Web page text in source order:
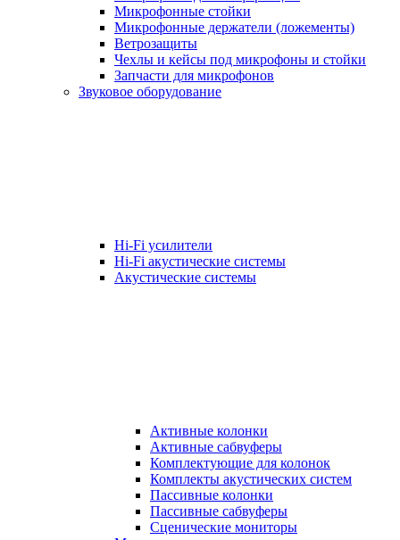
Микрофонные стойки
Микрофонные держатели (ложементы)
Ветрозащиты
Чехлы и кейсы под микрофоны и стойки
Запчасти для микрофонов
Звуковое оборудование
Hi-Fi усилители
Hi-Fi акустические системы
Акустические системы
Активные колонки
Активные сабвуферы
Комплектующие для колонок
Комплекты акустических систем
Пассивные колонки
Пассивные сабвуферы
Сценические мониторы